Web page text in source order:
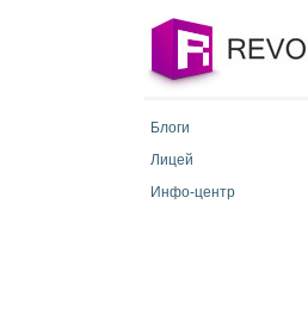
Блоги
Лицей
Инфо-центр